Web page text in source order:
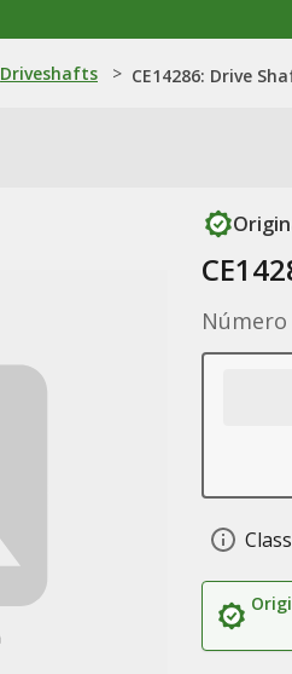
Driveshafts > CE14286: Drive
Número